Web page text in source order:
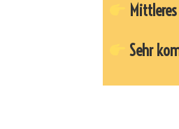
Sehr